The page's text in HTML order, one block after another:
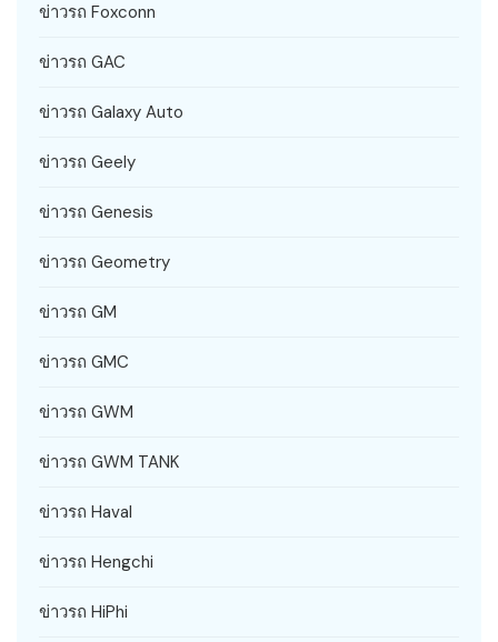
ข่าวรถ Foxconn
ข่าวรถ GAC
ข่าวรถ Galaxy Auto
ข่าวรถ Geely
ข่าวรถ Genesis
ข่าวรถ Geometry
ข่าวรถ GM
ข่าวรถ GMC
ข่าวรถ GWM
ข่าวรถ GWM TANK
ข่าวรถ Haval
ข่าวรถ Hengchi
ข่าวรถ HiPhi